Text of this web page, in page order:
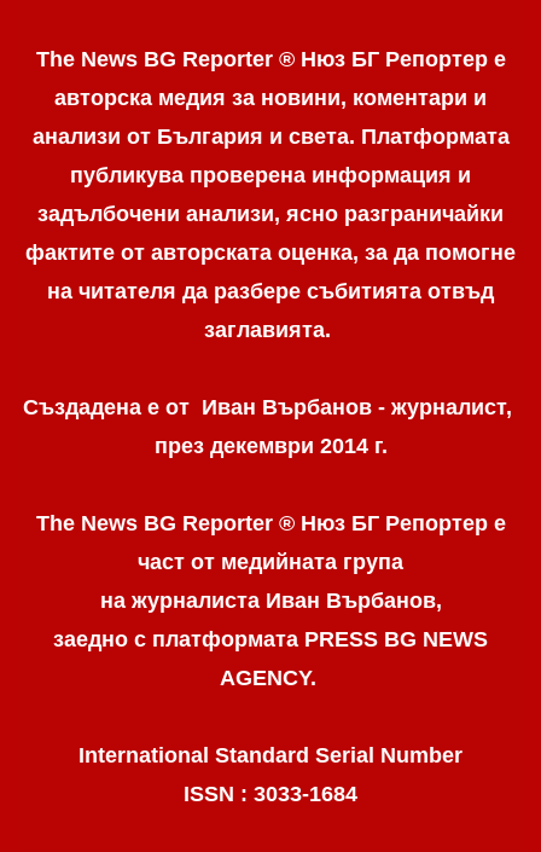
The News BG Reporter ® Нюз БГ Репортер е
авторска медия за новини, коментари и
анализи от България и света. Платформата
публикува проверена информация и
задълбочени анализи, ясно разграничaйки
фактите от авторската оценка, за да помогне
на читателя да разбере събитията отвъд
заглавията.
Създадена е от Иван Върбанов - журналист,
през декември 2014 г.
The News BG Reporter ® Нюз БГ Репортере
част от медийната група
на журналиста Иван Върбанов,
заедно с платформата PRESS BG NEWS
AGENCY.
International Standard Serial Number
ISSN : 3033-1684